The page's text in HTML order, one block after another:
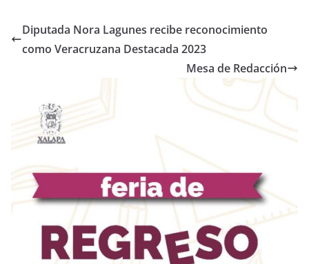
Diputada Nora Lagunes recibe reconocimiento
como Veracruzana Destacada 2023
Mesa de Redacción